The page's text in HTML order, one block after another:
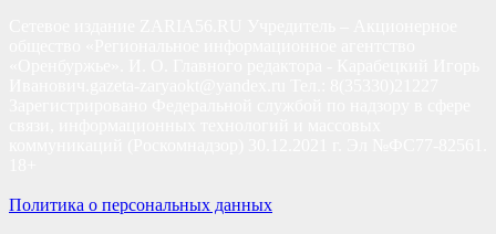
Политика о персональных данных